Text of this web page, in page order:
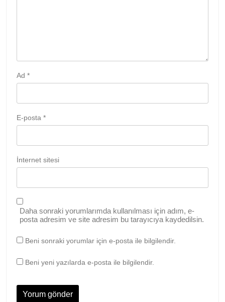
Ad *
E-posta *
İnternet sitesi
Daha sonraki yorumlarımda kullanılması için adım, e-
posta adresim ve site adresim bu tarayıcıya kaydedilsin.
Beni sonraki yorumlar için e-posta ile bilgilendir.
Beni yeni yazılarda e-posta ile bilgilendir.